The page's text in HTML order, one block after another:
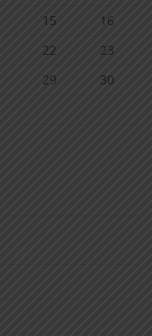
15
16
22
23
29
30